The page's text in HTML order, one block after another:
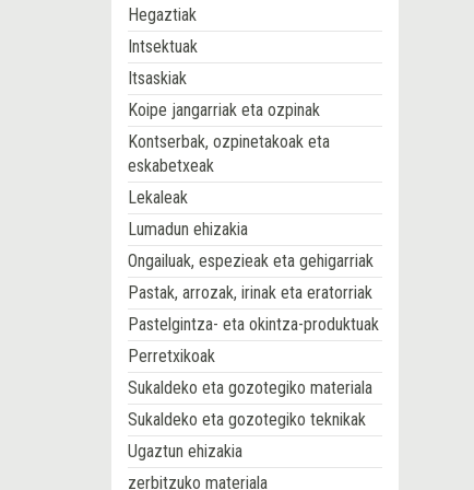
Hegaztiak
Intsektuak
Itsaskiak
Koipe jangarriak eta ozpinak
Kontserbak, ozpinetakoak eta
eskabetxeak
Lekaleak
Lumadun ehizakia
Ongailuak, espezieak eta gehigarriak
Pastak, arrozak, irinak eta eratorriak
Pastelgintza- eta okintza-produktuak
Perretxikoak
Sukaldeko eta gozotegiko materiala
Sukaldeko eta gozotegiko teknikak
Ugaztun ehizakia
zerbitzuko materiala